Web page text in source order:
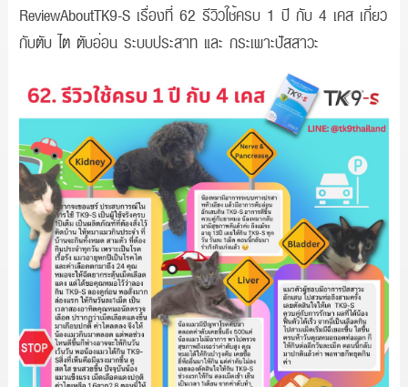
แจ้งชำระเงิน
ReviewAboutTK9-S เรื่องที่ 62 รีวิวใช้ครบ 1 ปี กับ 4 เคส เกี่ยว
กับตับ ไต ตับอ่อน ระบบประสาท และ กระเพาะปัสสาวะ